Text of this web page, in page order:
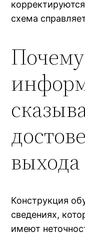
схема
выхода
Конструкция
сведениях,
имеют